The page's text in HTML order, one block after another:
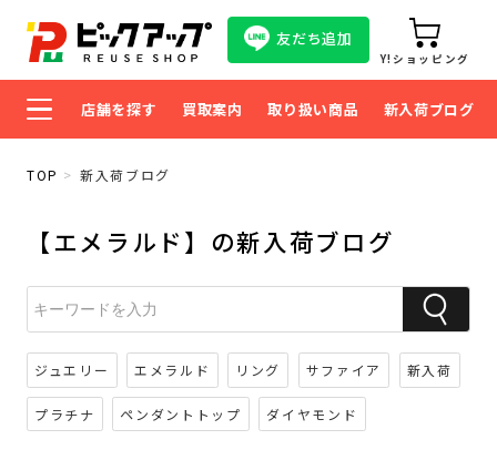
友だち追加
Y!ショッピング
店舗を探す 買取案内 取り扱い商品 新入荷ブログ
TOP 新入荷ブログ
【エメラルド】の新入荷ブログ
ジュエリー エメラルド リング サファイア 新入荷
プラチナ ペンダントトップ ダイヤモンド